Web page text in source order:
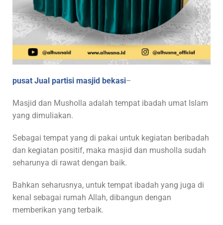
pusat Jual partisi masjid bekasi–
Masjid dan Musholla adalah tempat ibadah umat Islam
yang dimuliakan.
Sebagai tempat yang di pakai untuk kegiatan beribadah
dan kegiatan positif, maka masjid dan musholla sudah
seharunya di rawat dengan baik.
Bahkan seharusnya, untuk tempat ibadah yang juga di
kenal sebagai rumah Allah, dibangun dengan
memberikan yang terbaik.